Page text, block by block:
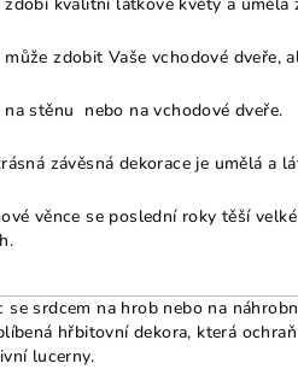
může zdobit Vaše vchodové dveře,
na stěnu nebo na vchodové dveře.
závěsná dekorace je umělá a
věnce se poslední roky těší
se srdcem na hrob nebo na
hřbitovní dekora, která
lucerny.